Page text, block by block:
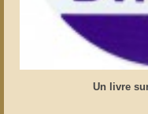
Un livre